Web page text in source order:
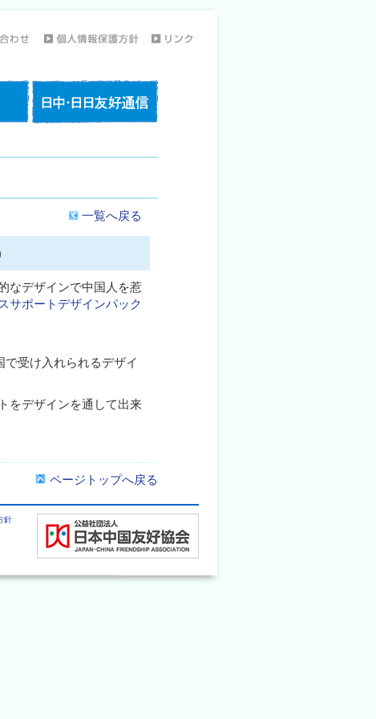
一覧へ戻る
なデザインで中国人を惹
サポートデザインパック
受け入れられるデザイ
をデザインを通して出来
ページトップへ戻る
針